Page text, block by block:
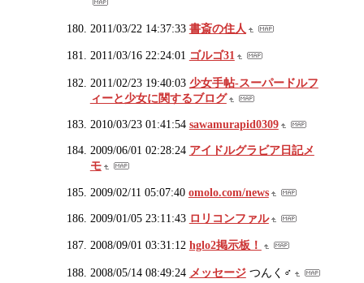
2011/03/22 14:37:33 書斎の住人
2011/03/16 22:24:01 ゴルゴ31
2011/02/23 19:40:03 少女手帖-スーパードルフ
ィーと少女に関するブログ
2010/03/23 01:41:54 sawamurapid0309
2009/06/01 02:28:24 アイドルグラビア日記メ
モ
2009/02/11 05:07:40 omolo.com/news
2009/01/05 23:11:43 ロリコンファル
2008/09/01 03:31:12 hglo2掲示板！
2008/05/14 08:49:24 メッセージ つんく♂